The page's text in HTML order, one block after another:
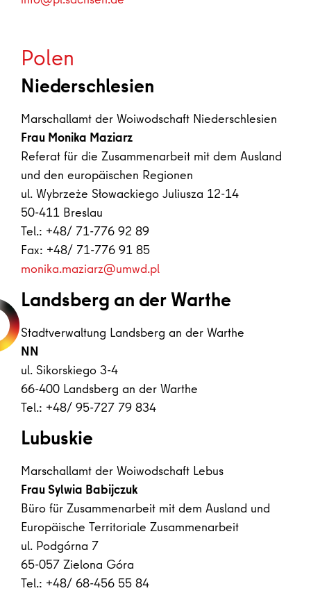
Polen
Niederschlesien
Marschallamt der Woiwodschaft Niederschlesien
Frau Monika Maziarz
Referat für die Zusammenarbeit mit dem Ausland
und den europäischen Regionen
ul. Wybrzeże Słowackiego Juliusza 12-14
50-411 Breslau
Tel.: +48/ 71-776 92 89
Fax: +48/ 71-776 91 85
monika.maziarz@umwd.pl
Landsberg an der Warthe
Stadtverwaltung Landsberg an der Warthe
NN
ul. Sikorskiego 3-4
66-400 Landsberg an der Warthe
Tel.: +48/ 95-727 79 834
Lubuskie
Marschallamt der Woiwodschaft Lebus
Frau Sylwia Babijczuk
Büro für Zusammenarbeit mit dem Ausland und
Europäische Territoriale Zusammenarbeit
ul. Podgórna 7
65-057 Zielona Góra
Tel.: +48/ 68-456 55 84